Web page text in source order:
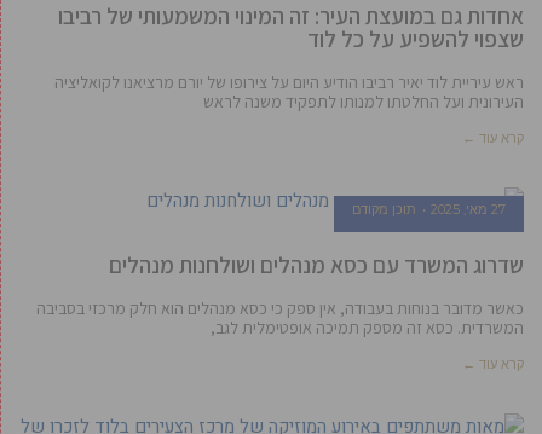
אחדות גם במועצת העיר: זה המינוי המשמעותי של רביבו
שצפוי להשפיע על כל לוד
ראש עיריית לוד יאיר רביבו הודיע היום על צירופו של יורם מרציאנו לקואליציה
העירונית ועל החלטתו למנותו לתפקיד משנה לראש
קרא עוד ←
27 מאי, 2025 תוכן מקודם
שדרוג המשרד עם כסא מנהלים ושולחנות מנהלים
כאשר מדובר בנוחות בעבודה, אין ספק כי כסא מנהלים הוא חלק מרכזי בסביבה
המשרדית. כסא זה מספק תמיכה אופטימלית לגב,
קרא עוד ←